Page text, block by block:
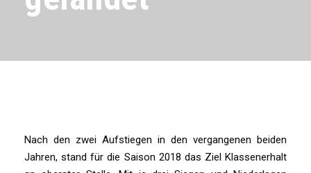
Nach den zwei Aufstiegen in den vergangenen beiden
Jahren, stand für die Saison 2018 das Ziel Klassenerhalt